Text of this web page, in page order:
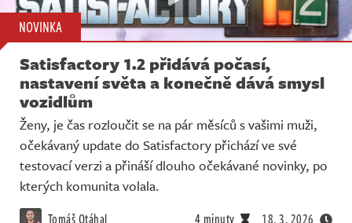
NOVINKA
Satisfactory 1.2 přidává počasí,
nastavení světa a konečně dává smysl
vozidlům
Ženy, je čas rozloučit se na pár měsíců s vašimi muži,
očekávaný update do Satisfactory přichází ve své
testovací verzi a přináší dlouho očekávané novinky, po
kterých komunita volala.
Tomáš Otáhal 4 minuty 18. 3. 2026